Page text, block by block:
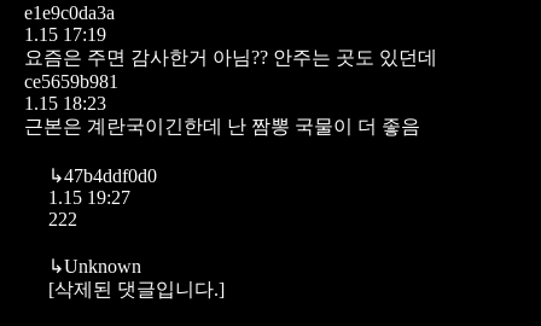
e1e9c0da3a
1.15 17:19
요즘은 주면 감사한거 아님?? 안주는 곳도 있던데
ce5659b981
1.15 18:23
근본은 계란국이긴한데 난 짬뽕 국물이 더 좋음
↳47b4ddf0d0
1.15 19:27
222
↳Unknown
[삭제된 댓글입니다.]